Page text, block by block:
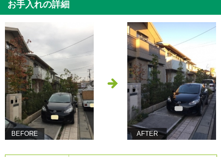
お手入れの詳細
BEFORE AFTER